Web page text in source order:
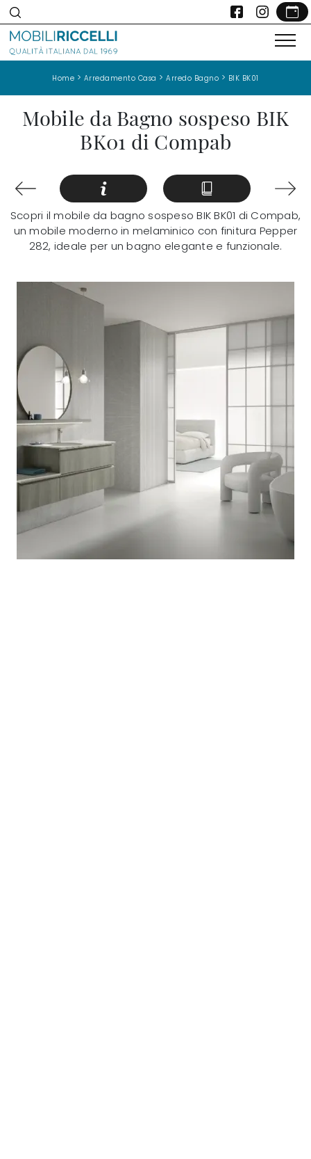
Home > Arredamento Casa >Arredo Bagno > BIK BK01
Mobile da Bagno sospeso BIK
BK01 di Compab
Scopri il mobile da bagno sospeso BIK BK01 di Compab,
un mobile moderno in melaminico con finitura Pepper
282, ideale per un bagno elegante e funzionale.